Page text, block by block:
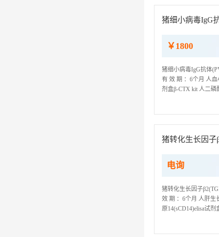
猪细小病毒IgG
￥1800
猪细小病毒IgG抗体
有 效 期 ：6个月 人
剂盒β-CTX kit 人二磷
猪转化生长因子
电询
猪转化生长因子
效 期 ：6个月 人肝生
原14(sCD14)elisa试